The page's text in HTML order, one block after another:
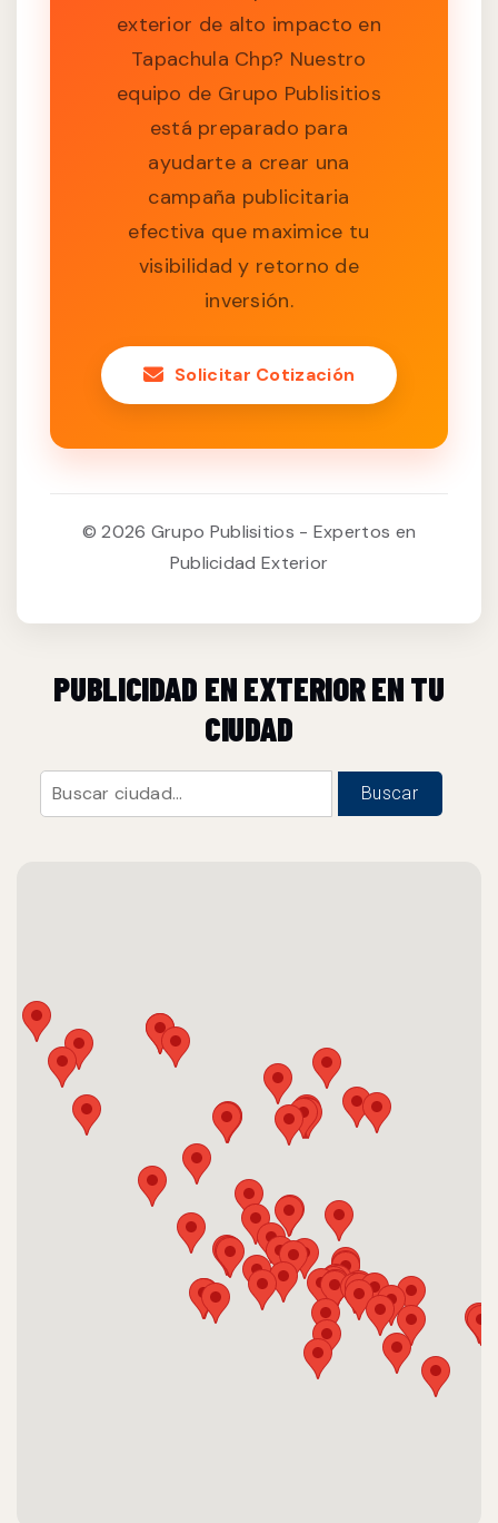
exterior de alto impacto en
Tapachula Chp? Nuestro
equipo de Grupo Publisitios
está preparado para
ayudarte a crear una
campaña publicitaria
efectiva que maximice tu
visibilidad y retorno de
inversión.
Solicitar Cotización
© 2026 Grupo Publisitios - Expertos en
Publicidad Exterior
PUBLICIDAD EN EXTERIOR EN TU
CIUDAD
Buscar